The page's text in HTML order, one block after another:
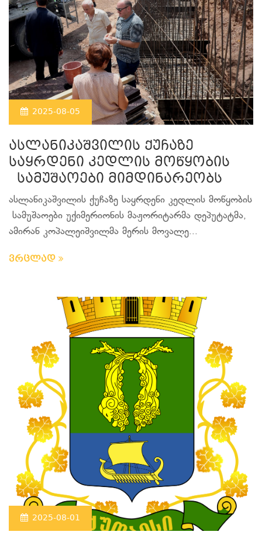
2025-08-05
ასლანიკაშვილის ქუჩაზე
საყრდენი კედლის მოწყობის
სამუშაოები მიმდინარეობს
ასლანიკაშვილის ქუჩაზე საყრდენი კედლის მოწყობის
სამუშაოები უქიმერიონის მაჟორიტარმა დეპუტატმა,
ამირან კოპალეიშვილმა მერის მოვალე...
ვრცლად
2025-08-01